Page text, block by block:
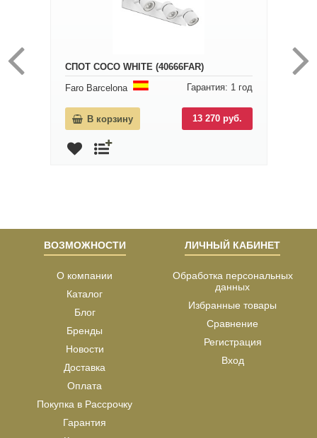
СПОТ COCO WHITE (40666FAR)
Faro Barcelona
Гарантия: 1 год
13 270 руб.
В корзину
ВОЗМОЖНОСТИ
О компании
Каталог
Блог
Бренды
Новости
Доставка
Оплата
Покупка в Рассрочку
Гарантия
ЛИЧНЫЙ КАБИНЕТ
Обработка персональных
данных
Избранные товары
Сравнение
Регистрация
Вход